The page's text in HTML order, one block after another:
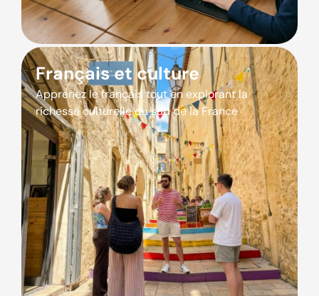
Français et culture
Apprenez le français tout en explorant la
richesse culturelle du sud de la France